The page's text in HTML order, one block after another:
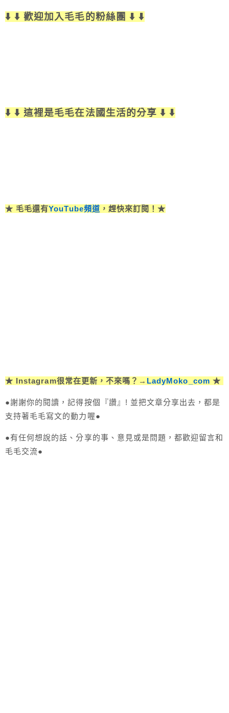
⬇️ ⬇️ 歡迎加入毛毛的粉絲團 ⬇️ ⬇️
⬇️ ⬇️ 這裡是毛毛在法國生活的分享 ⬇️ ⬇️
★ 毛毛還有YouTube頻道 ，趕快來訂閱！★
★ Instagram很常在更新，不來嗎？→ LadyMoko_com ★
●謝謝你的閱讀，記得按個『讚』! 並把文章分享出去，都是
支持著毛毛寫文的動力喔●
●有任何想說的話、分享的事、意見或是問題，都歡迎留言和
毛毛交流●